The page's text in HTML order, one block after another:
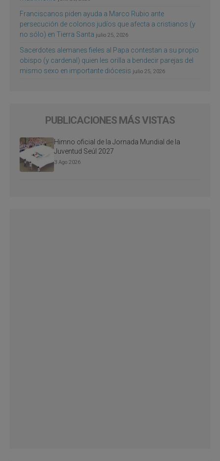
Franciscanos piden ayuda a Marco Rubio ante
persecución de colonos judíos que afecta a cristianos (y
no sólo) en Tierra Santa julio 25, 2026
Sacerdotes alemanes fieles al Papa contestan a su propio
obispo (y cardenal) quien les orilla a bendecir parejas del
mismo sexo en importante diócesis julio 25, 2026
PUBLICACIONES MÁS VISTAS
Himno oficial de la Jornada Mundial de la
Juventud Seúl 2027
3 Ago 2026